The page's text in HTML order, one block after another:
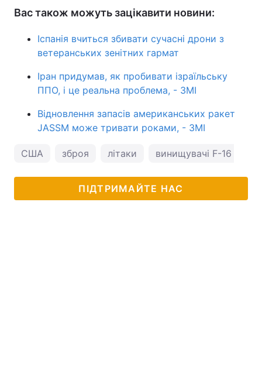
Вас також можуть зацікавити новини:
Іспанія вчиться збивати сучасні дрони з
ветеранських зенітних гармат
Іран придумав, як пробивати ізраїльську
ППО, і це реальна проблема, - ЗМІ
Відновлення запасів американських ракет
JASSM може тривати роками, - ЗМІ
США зброя літаки винищувачі F-16
ПІДТРИМАЙТЕ НАС